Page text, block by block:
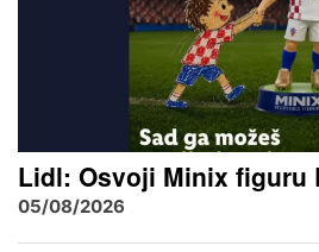
Lidl: Osvoji Minix figuru
05/08/2026